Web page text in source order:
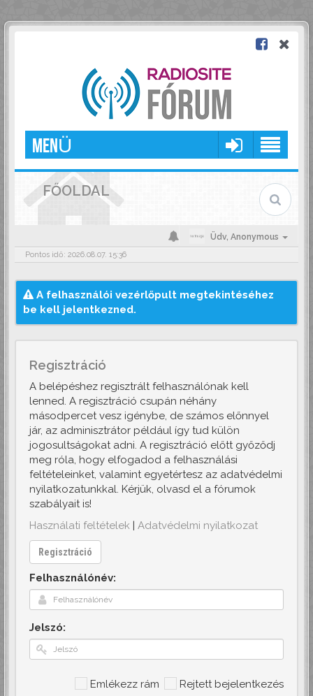
MENÜ
FŐOLDAL
Üdv, Anonymous
Pontos idő: 2026.08.07. 15:36
A felhasználói vezérlőpult megtekintéséhez
be kell jelentkezned.
Regisztráció
A belépéshez regisztrált felhasználónak kell
lenned. A regisztráció csupán néhány
másodpercet vesz igénybe, de számos előnnyel
jár, az adminisztrátor például így tud külön
jogosultságokat adni. A regisztráció előtt győződj
meg róla, hogy elfogadod a felhasználási
feltételeinket, valamint egyetértesz az adatvédelmi
nyilatkozatunkkal. Kérjük, olvasd el a fórumok
szabályait is!
Használati feltételek | Adatvédelmi nyilatkozat
Regisztráció
Felhasználónév:
Jelszó:
Emlékezz rám Rejtett bejelentkezés